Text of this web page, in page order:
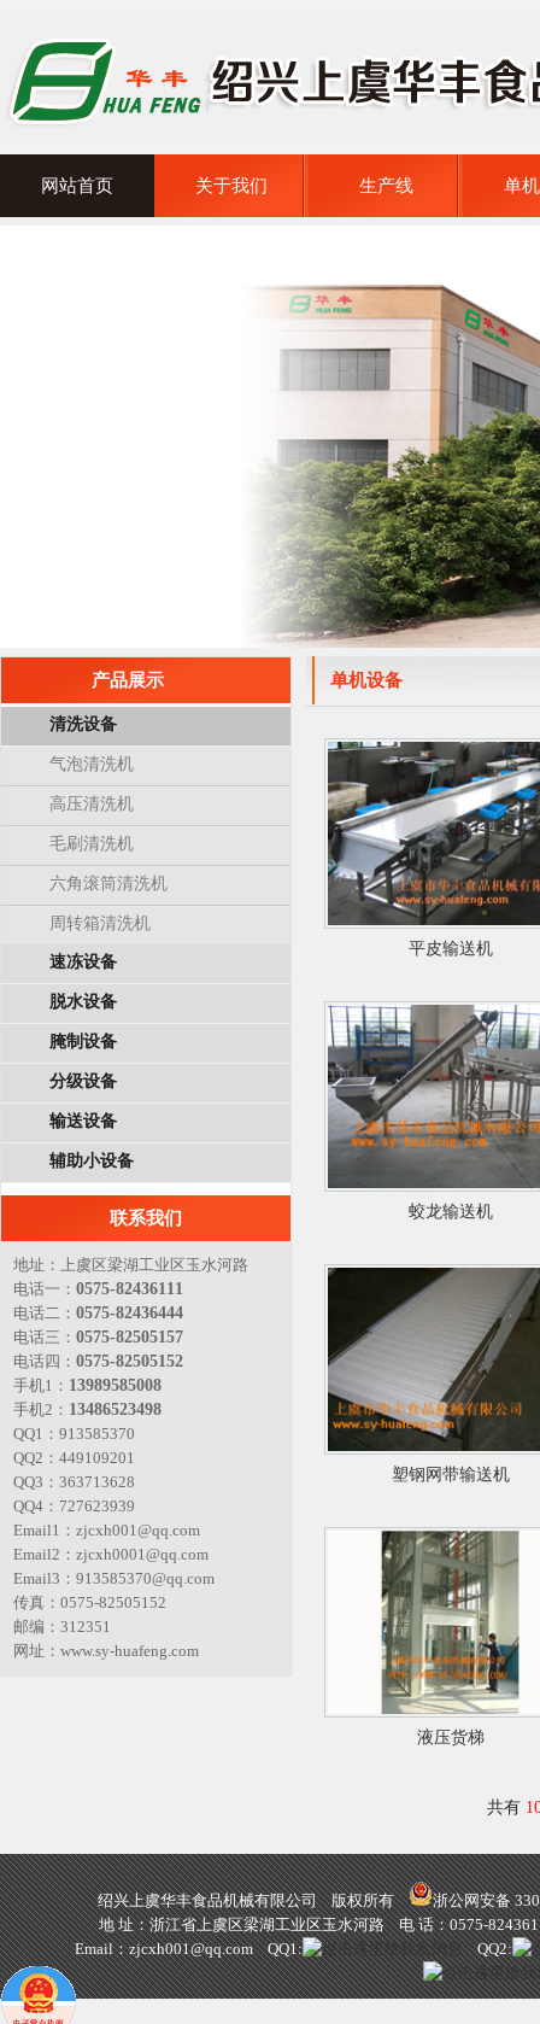
网站首页 关于我们 生产线 单
产品展示
清洗设备
气泡清洗机
高压清洗机
毛刷清洗机
六角滚筒清洗机
周转箱清洗机
速冻设备
脱水设备
腌制设备
分级设备
输送设备
辅助小设备
联系我们
地址：上虞区梁湖工业区玉水河路
电话一： 0575-82436111
电话二： 0575-82436444
电话三： 0575-82505157
电话四： 0575-82505152
手机1： 13989585008
手机2： 13486523498
QQ1：913585370
QQ2：449109201
QQ3：363713628
QQ4：727623939
Email1：zjcxh001@qq.com
Email2：zjcxh0001@qq.com
Email3：913585370@qq.com
传真：0575-82505152
邮编：312351
网址：www.sy-huafeng.com
单机设备
平皮输送机
蛟龙输送机
塑钢网带输送机
液压货梯
共有
绍兴上虞华丰食品机械有限公司 版权所有
浙公网安备
地 址：浙江省上虞区梁湖工业区玉水河路 电 话：0575-
Email：zjcxh001@qq.comQQ1: QQ2: